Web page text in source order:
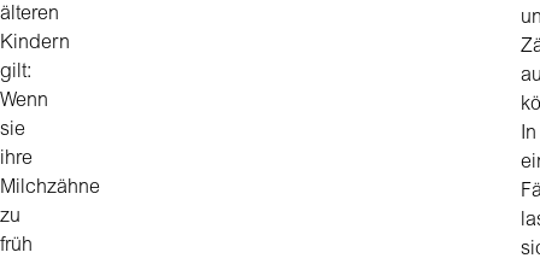
älteren
Kindern
gilt:
Wenn
sie
ihre
Milchzähne
zu
früh
In